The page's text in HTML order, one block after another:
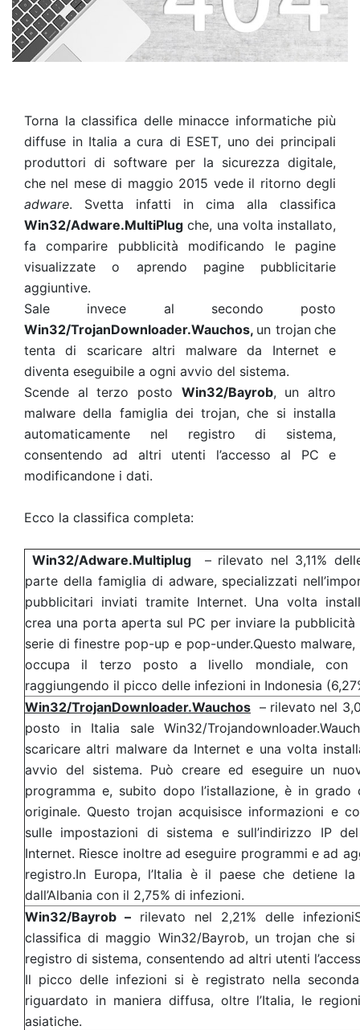
Torna la classifica delle minacce informatiche più
diffuse in Italia a cura di ESET, uno dei principali
produttori di software per la sicurezza digitale,
che nel mese di maggio 2015 vede il ritorno degli
adware. Svetta infatti in cima alla classifica
Win32/Adware.MultiPlug che, una volta installato,
fa comparire pubblicità modificando le pagine
visualizzate o aprendo pagine pubblicitarie
aggiuntive.
Sale invece al secondo posto
Win32/TrojanDownloader.Wauchos, un trojan che
tenta di scaricare altri malware da Internet e
diventa eseguibile a ogni avvio del sistema.
Scende al terzo posto Win32/Bayrob, un altro
malware della famiglia dei trojan, che si installa
automaticamente nel registro di sistema,
consentendo ad altri utenti l’accesso al PC e
modificandone i dati.
Ecco la classifica completa:
Win32/Adware.Multiplug– rilevato nel 3,11%
parte della famiglia di adware, specializzati
pubblicitari inviati tramite Internet. Una volta
crea una porta aperta sul PC per inviare la pubblicità
serie di finestre pop-up e pop-under.Questo
occupa il terzo posto a livello mondiale, con
raggiungendo il picco delle infezioni in Indonesia
Win32/TrojanDownloader.Wauchos – rilevato nel
posto in Italia sale Win32/
scaricare altri malware da Internet e una volta
avvio del sistema. Può creare ed eseguire un
programma e, subito dopo l’istallazione, è in
originale. Questo trojan acquisisce informazioni e
sulle impostazioni di sistema e sull’indirizzo IP
Internet. Riesce inoltre ad eseguire programmi e ad
registro.In Europa, l’Italia è il paese che detiene
dall’Albania con il 2,75% di infezioni.
Win32/Bayrob – rilevato nel 2,21% delle
classifica di maggio Win32/Bayrob, un trojan che
registro di sistema, consentendo ad altri utenti
Il picco delle infezioni si è registrato nella
riguardato in maniera diffusa, oltre l’Italia, le
asiatiche.